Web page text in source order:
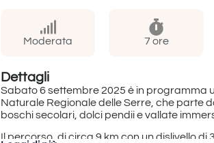
Moderata 7 ore
Dettagli
Sabato 6 settembre 2025 è in programma
Naturale Regionale delle Serre, che parte
boschi secolari, dolci pendii e vallate
Il percorso, di circa 9 km con un dislivello di